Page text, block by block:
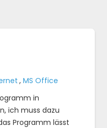
, MS Office
in
ich muss dazu
Programm lässt